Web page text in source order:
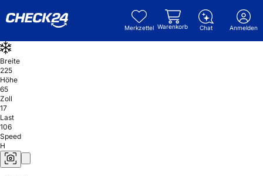
Merkzettel Warenkorb Chat Anmelden
Breite
225
Höhe
65
Zoll
17
Last
106
Speed
H